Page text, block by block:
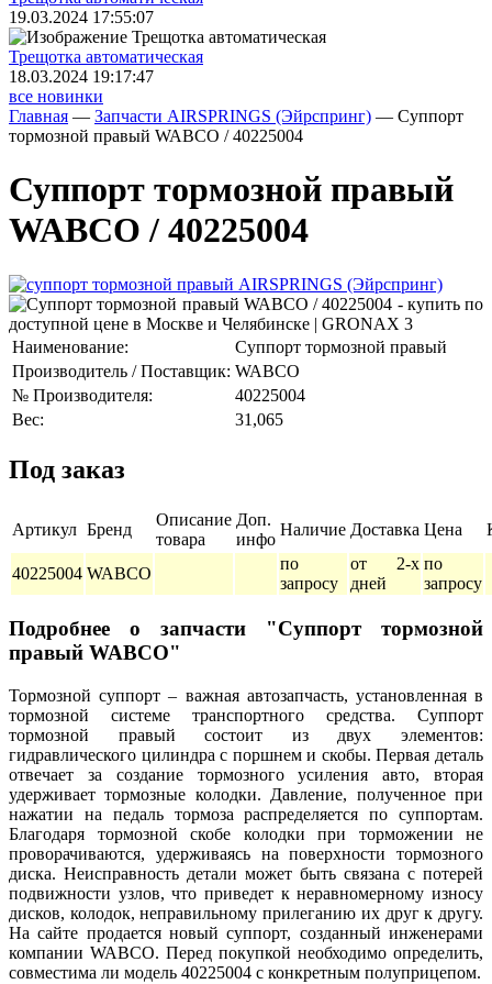
19.03.2024 17:55:07
Трещoтка автоматическая
18.03.2024 19:17:47
все новинки
Главная — Запчасти AIRSPRINGS (Эйрспринг) — Суппорт
тормозной правый WABCO / 40225004
Суппорт тормозной правый
WABCO / 40225004
Наименование:
Суппорт тормозной правый
Производитель / Поставщик: WABCO
№ Производителя:
40225004
Вес:
31,065
Под заказ
Артикул Бренд
Описание
товара
Доп.
инфо
Наличие Доставка Цена
40225004 WABCO
по
запросу
от 2-х
дней
по
запросу
Подробнее о запчасти "Суппорт тормозной
правый WABCO"
Тормозной суппорт – важная автозапчасть, установленная в
тормозной системе транспортного средства. Суппорт
тормозной правый состоит из двух элементов:
гидравлического цилиндра с поршнем и скобы. Первая деталь
отвечает за создание тормозного усиления авто, вторая
удерживает тормозные колодки. Давление, полученное при
нажатии на педаль тормоза распределяется по суппортам.
Благодаря тормозной скобе колодки при торможении не
проворачиваются, удерживаясь на поверхности тормозного
диска. Неисправность детали может быть связана с потерей
подвижности узлов, что приведет к неравномерному износу
дисков, колодок, неправильному прилеганию их друг к другу.
На сайте продается новый суппорт, созданный инженерами
компании WABCO. Перед покупкой необходимо определить,
совместима ли модель 40225004 с конкретным полуприцепом.